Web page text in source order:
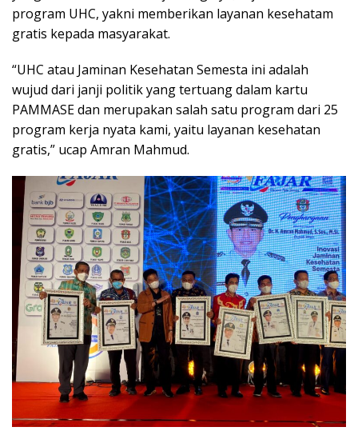
program UHC, yakni memberikan layanan kesehatam
gratis kepada masyarakat.
“UHC atau Jaminan Kesehatan Semesta ini adalah
wujud dari janji politik yang tertuang dalam kartu
PAMMASE dan merupakan salah satu program dari 25
program kerja nyata kami, yaitu layanan kesehatan
gratis,” ucap Amran Mahmud.